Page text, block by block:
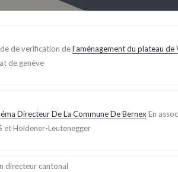
de verification del’aménagement du plateau de
de genève
Directeur De La Commune De Bernex En
et Holdener-Leutenegger
directeur cantonal